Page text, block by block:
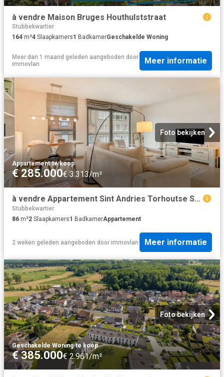
à vendre Maison Bruges Houthulststraat
Stubbekwartier
164 m²4 Slaapkamers1 BadkamerGeschakelde Woning
Meer dan 1 maand geleden aangeboden door
immovlan
Meer informatie
Foto bekijken
Appartement·te koop
€ 285.000€ 3.313/m²
à vendre Appartement Sint Andries Torhoutse Steenweg
Stubbekwartier
86 m²2 Slaapkamers1 BadkamerAppartement
2 weken geleden aangeboden door immovlan Meer informatie
Foto bekijken
Geschakelde Woning·te koop
€ 385.000€ 2.961/m²